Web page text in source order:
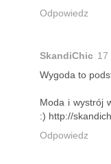
Odpowiedz
SkandiChic 17
Wygoda to
Moda i wystrój
:) http://
Odpowiedz